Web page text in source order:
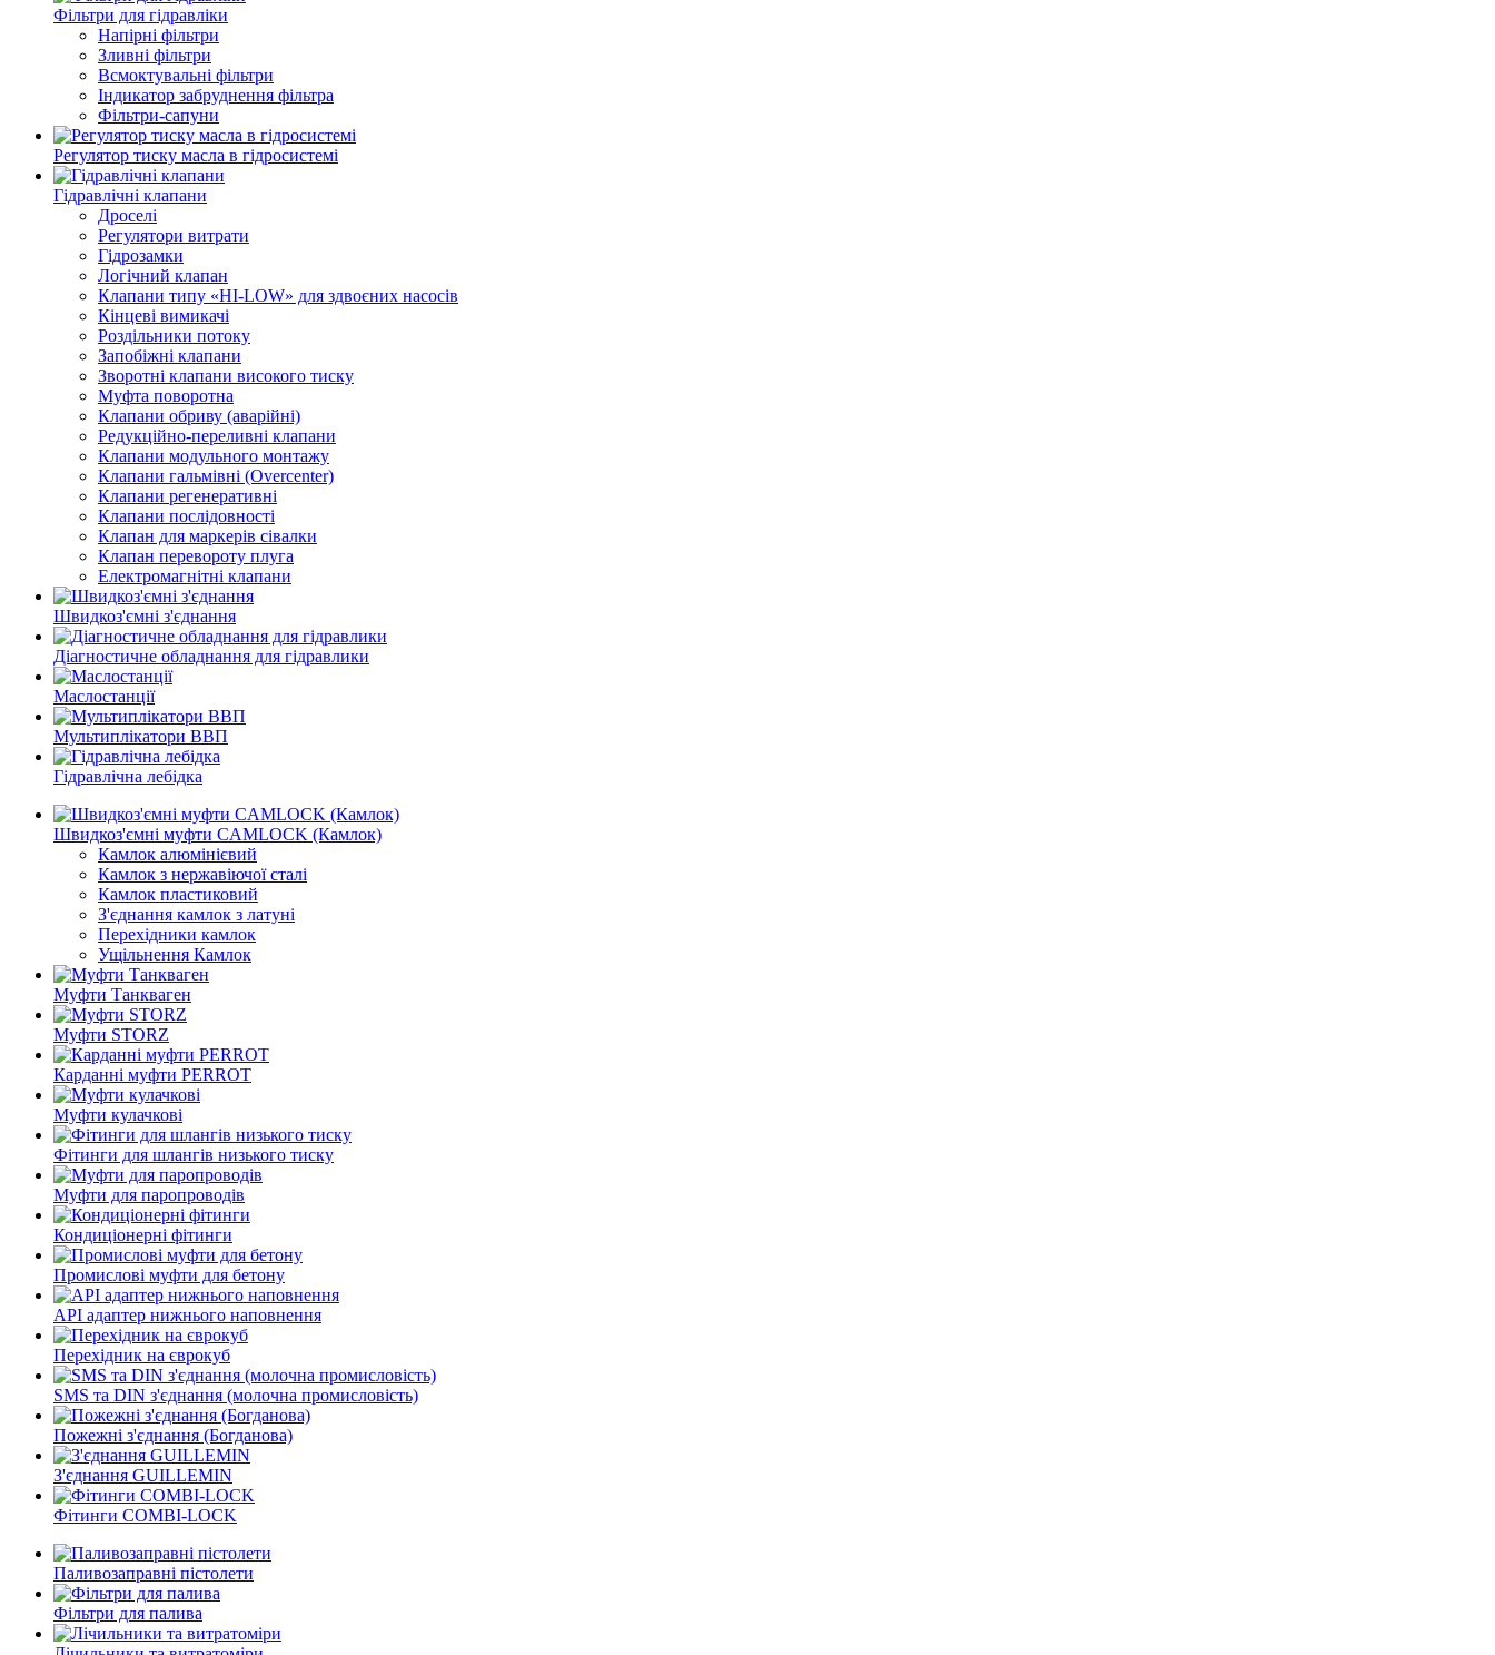
Фільтри для гідравліки
Напірні фільтри
Зливні фільтри
Всмоктувальні фільтри
Індикатор забруднення фільтра
Фільтри-сапуни
Регулятор тиску масла в гідросистемі
Гідравлічні клапани
Дроселі
Регулятори витрати
Гідрозамки
Логічний клапан
Клапани типу «HI-LOW» для здвоєних насосів
Кінцеві вимикачі
Роздільники потоку
Запобіжні клапани
Зворотні клапани високого тиску
Муфта поворотна
Клапани обриву (аварійні)
Редукційно-переливні клапани
Клапани модульного монтажу
Клапани гальмівні (Overcenter)
Клапани регенеративні
Клапани послідовності
Клапан для маркерів сівалки
Клапан перевороту плуга
Електромагнітні клапани
Швидкоз'ємні з'єднання
Діагностичне обладнання для гідравлики
Маслостанції
Мультиплікатори ВВП
Гідравлічна лебідка
Швидкоз'ємні муфти CAMLOCK (Камлок)
Камлок алюмінієвий
Камлок з нержавіючої сталі
Камлок пластиковий
З'єднання камлок з латуні
Перехідники камлок
Ущільнення Камлок
Муфти Танкваген
Муфти STORZ
Карданні муфти PERROT
Муфти кулачкові
Фітинги для шлангів низького тиску
Муфти для паропроводів
Кондиціонерні фітинги
Промислові муфти для бетону
API адаптер нижнього наповнення
Перехідник на єврокуб
SMS та DIN з'єднання (молочна промисловість)
Пожежні з'єднання (Богданова)
З'єднання GUILLEMIN
Фітинги СOMBI-LOCK
Паливозаправні пістолети
Фільтри для палива